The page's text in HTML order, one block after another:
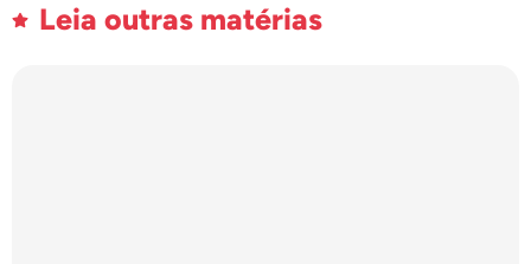
Leia outras matérias